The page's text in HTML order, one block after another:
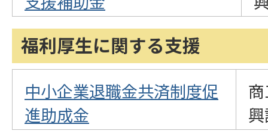
福利厚生に関する支援
中小企業退職金共済制度促
進助成金